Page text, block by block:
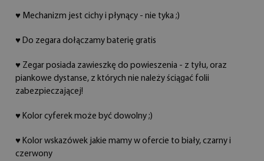
♥ Mechanizm jest cichy i płynący - nie tyka ;)
♥ Do zegara dołączamy baterię gratis
♥ Zegar posiada zawieszkę do powieszenia - z tyłu, oraz
piankowe dystanse, z których nie należy ściągać folii
zabezpieczającej!
♥ Kolor cyferek może być dowolny ;)
♥ Kolor wskazówek jakie mamy w ofercie to biały, czarny i
czerwony